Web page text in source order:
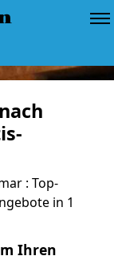
: Top-
in 1
Ihren